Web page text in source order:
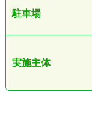
駐車場
実施主体